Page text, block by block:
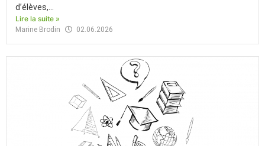
d’élèves,...
Lire la suite »
Marine Brodin 02.06.2026